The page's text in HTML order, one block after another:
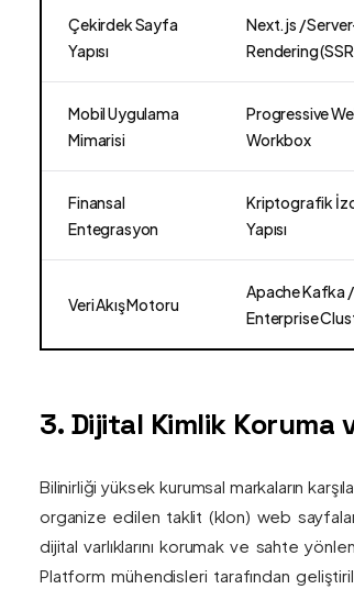
Çekirdek Sayfa
Yapısı
Next.js /
Rendering
Mobil Uygulama
Mimarisi
Progressive
Workbox
Finansal
Entegrasyon
Kriptografik
Yapısı
Veri Akış Motoru
Apache Kafka
Enterprise
3. Dijital Kimlik Koruma
Bilinirliği yüksek kurumsal markaların
organize edilen taklit (klon) web
dijital varlıklarını korumak ve sahte
Platform mühendisleri tarafından